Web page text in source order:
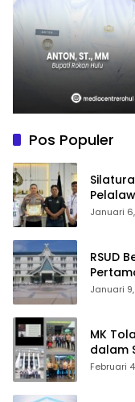
Pos Populer
Januari
RSUD
Januari
MK
dalam
Februari